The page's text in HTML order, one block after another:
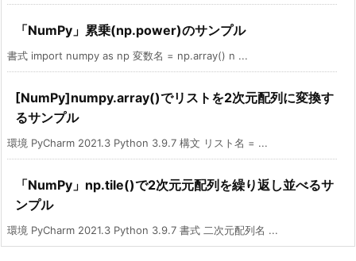
「NumPy」累乗(np.power)のサンプル
書式 import numpy as np 変数名 = np.array() n ...
[NumPy]numpy.array()でリストを2次元配列に変換す
るサンプル
環境 PyCharm 2021.3 Python 3.9.7 構文 リスト名 = ...
「NumPy」np.tile()で2次元元配列を繰り返し並べるサ
ンプル
環境 PyCharm 2021.3 Python 3.9.7 書式 二次元配列名 ...